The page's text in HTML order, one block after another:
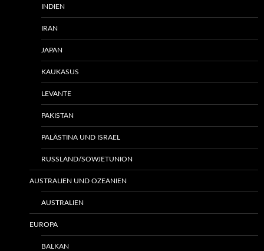
INDIEN
IRAN
JAPAN
KAUKASUS
LEVANTE
PAKISTAN
PALÄSTINA UND ISRAEL
RUSSLAND/SOWJETUNION
AUSTRALIEN UND OZEANIEN
AUSTRALIEN
EUROPA
BALKAN